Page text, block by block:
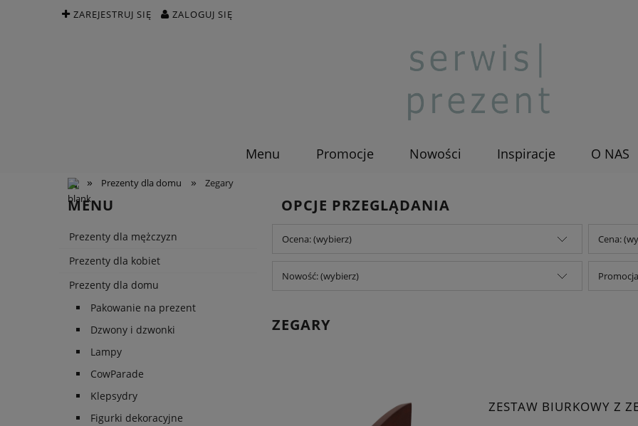
ZAREJESTRUJ SIĘ ZALOGUJ SIĘ
Menu Promocje Nowości Inspiracje O NAS
» Prezenty dla domu » Zegary
MENU
Prezenty dla mężczyzn
Prezenty dla kobiet
Prezenty dla domu
Pakowanie na prezent
Dzwony i dzwonki
Lampy
CowParade
Klepsydry
Figurki dekoracyjne
OPCJE PRZEGLĄDANIA
Ocena: (wybierz) Cena:
Nowość: (wybierz)
ZEGARY
ZESTAW BIURKOWY Z